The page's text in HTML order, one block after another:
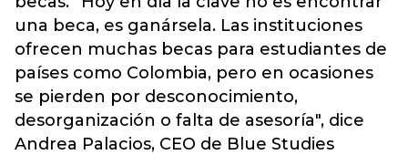
una beca, es ganársela. Las instituciones
ofrecen muchas becas para estudiantes de
países como Colombia, pero en ocasiones
se pierden por desconocimiento,
desorganización o falta de asesoría", dice
Andrea Palacios, CEO de Blue Studies